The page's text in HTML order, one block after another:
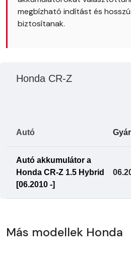
megbízható indítást és
biztosítanak.
Honda CR-Z
Autó
Autó akkumulátor a
Honda CR-Z 1.5 Hybrid
[06.2010 -]
Más modellek Honda